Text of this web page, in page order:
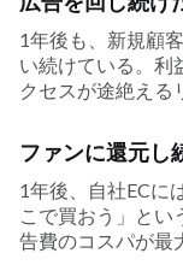
1年後も、新規顧
い続けている。利
クセスが途絶える
ファンに還元し
1年後、自社ECに
こで買おう」とい
告費のコスパが最